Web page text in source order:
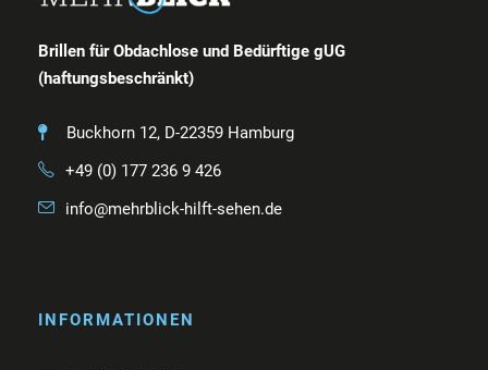
Brillen für Obdachlose und Bedürftige gUG
(haftungsbeschränkt)
Buckhorn 12, D-22359 Hamburg
+49 (0) 177 236 9 426
info@mehrblick-hilft-sehen.de
INFORMATIONEN